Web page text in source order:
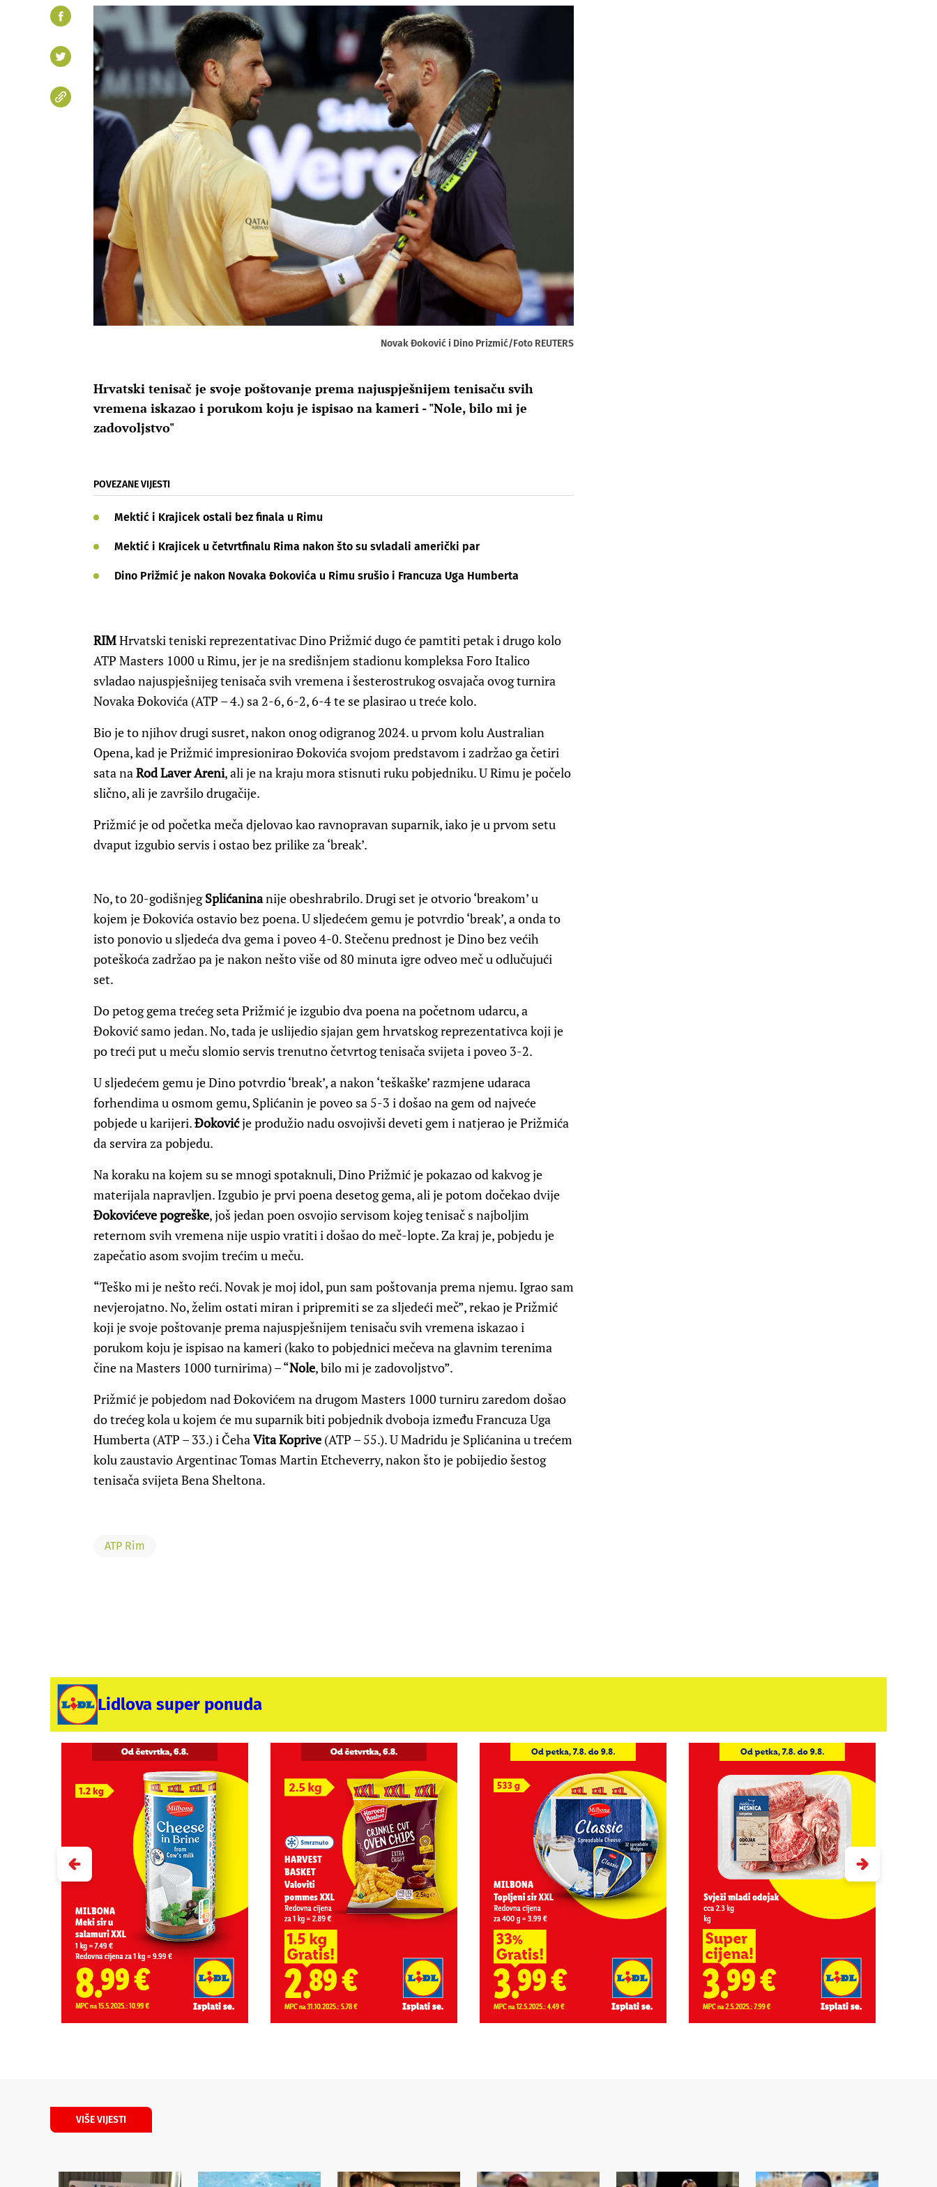
Novak Đoković i Dino Prizmić/Foto REUTERS
Hrvatski tenisač je svoje poštovanje prema najuspješnijem tenisaču svih
vremena iskazao i porukom koju je ispisao na kameri - "Nole, bilo mi je
zadovoljstvo"
POVEZANE VIJESTI
Mektić i Krajicek ostali bez finala u Rimu
Mektić i Krajicek u četvrtfinalu Rima nakon što su svladali američki par
Dino Prižmić je nakon Novaka Đokovića u Rimu srušio i Francuza Uga Humberta
RIMHrvatski teniski reprezentativac Dino Prižmić dugo će pamtiti petak i drugo kolo
ATP Masters 1000 u Rimu, jer je na središnjem stadionu kompleksa Foro Italico
svladao najuspješnijeg tenisača svih vremena i šesterostrukog osvajača ovog turnira
Novaka Đokovića (ATP – 4.) sa 2-6, 6-2, 6-4 te se plasirao u treće kolo.
Bio je to njihov drugi susret, nakon onog odigranog 2024. u prvom kolu Australian
Opena, kad je Prižmić impresionirao Đokovića svojom predstavom i zadržao ga četiri
sata naRod Laver Areni, ali je na kraju mora stisnuti ruku pobjedniku. U Rimu je počelo
slično, ali je završilo drugačije.
Prižmić je od početka meča djelovao kao ravnopravan suparnik, iako je u prvom setu
dvaput izgubio servis i ostao bez prilike za ‘break’.
No, to 20-godišnjegSplićaninanije obeshrabrilo. Drugi set je otvorio ‘breakom’ u
kojem je Đokovića ostavio bez poena. U sljedećem gemu je potvrdio ‘break’, a onda to
isto ponovio u sljedeća dva gema i poveo 4-0. Stečenu prednost je Dino bez većih
poteškoća zadržao pa je nakon nešto više od 80 minuta igre odveo meč u odlučujući
set.
Do petog gema trećeg seta Prižmić je izgubio dva poena na početnom udarcu, a
Đoković samo jedan. No, tada je uslijedio sjajan gem hrvatskog reprezentativca koji je
po treći put u meču slomio servis trenutno četvrtog tenisača svijeta i poveo 3-2.
U sljedećem gemu je Dino potvrdio ‘break’, a nakon ‘teškaške’ razmjene udaraca
forhendima u osmom gemu, Splićanin je poveo sa 5-3 i došao na gem od najveće
pobjede u karijeri.Đokovićje produžio nadu osvojivši deveti gem i natjerao je Prižmića
da servira za pobjedu.
Na koraku na kojem su se mnogi spotaknuli, Dino Prižmić je pokazao od kakvog je
materijala napravljen. Izgubio je prvi poena desetog gema, ali je potom dočekao dvije
Đokovićevepogreške, još jedan poen osvojio servisom kojeg tenisač s najboljim
reternom svih vremena nije uspio vratiti i došao do meč-lopte. Za kraj je, pobjedu je
zapečatio asom svojim trećim u meču.
“Teško mi je nešto reći. Novak je moj idol, pun sam poštovanja prema njemu. Igrao sam
nevjerojatno. No, želim ostati miran i pripremiti se za sljedeći meč”, rekao je Prižmić
koji je svoje poštovanje prema najuspješnijem tenisaču svih vremena iskazao i
porukom koju je ispisao na kameri (kako to pobjednici mečeva na glavnim terenima
čine na Masters 1000 turnirima) – “Nole, bilo mi je zadovoljstvo”.
Prižmić je pobjedom nad Đokovićem na drugom Masters 1000 turniru zaredom došao
do trećeg kola u kojem će mu suparnik biti pobjednik dvoboja između Francuza Uga
Humberta (ATP – 33.) i ČehaVita Koprive (ATP – 55.). U Madridu je Splićanina u trećem
kolu zaustavio Argentinac Tomas Martin Etcheverry, nakon što je pobijedio šestog
tenisača svijeta Bena Sheltona.
ATP Rim
Lidlova super ponuda
VIŠE VIJESTI